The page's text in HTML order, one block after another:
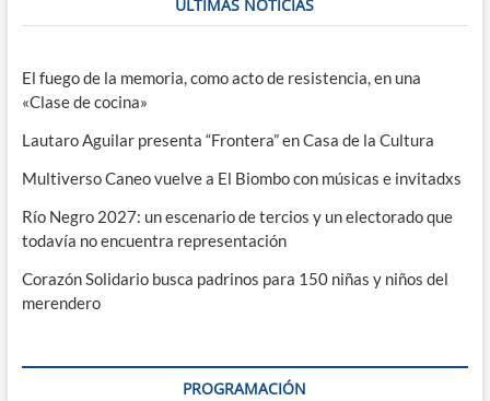
ÚLTIMAS NOTICIAS
El fuego de la memoria, como acto de resistencia, en una
«Clase de cocina»
Lautaro Aguilar presenta “Frontera” en Casa de la Cultura
Multiverso Caneo vuelve a El Biombo con músicas e invitadxs
Río Negro 2027: un escenario de tercios y un electorado que
todavía no encuentra representación
Corazón Solidario busca padrinos para 150 niñas y niños del
merendero
PROGRAMACIÓN